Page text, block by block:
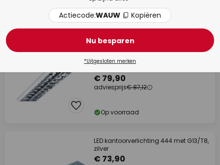
Op voorraad
adviesprijs -8%
Raster-opbouwlamp 432, wit, lengte
€ 79,90
adviesprijs€ 87,12
Op voorraad
LED kantoorverlichting 444 met G13/T8,
zilver
€ 73,90
Actiecode:WAUW Kopiëren
Nu besparen
*Uitgesloten merken